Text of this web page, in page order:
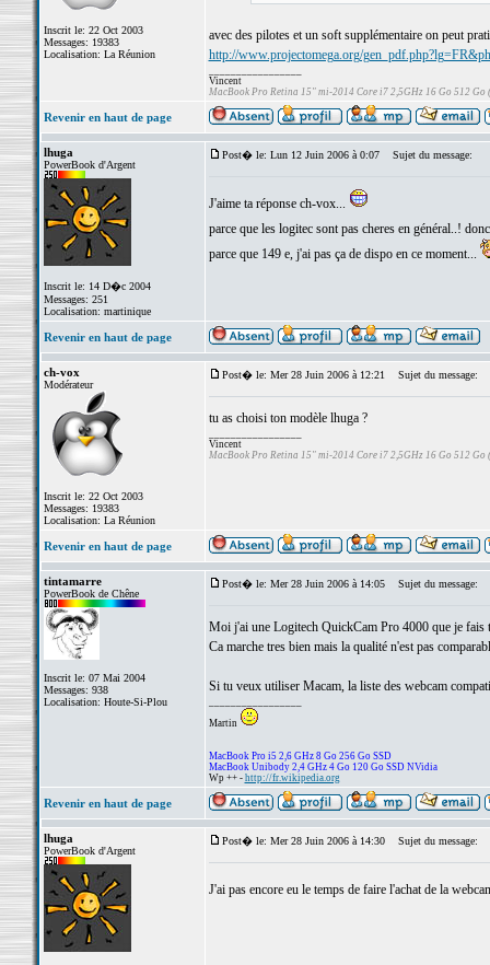
Inscrit le: 22 Oct 2003
Messages: 19383
Localisation: La Réunion
avec des pilotes et un soft supplémentaire on peut
http://www.projectomega.org/
Vincent
MacBook Pro Retina 15" mi-2014 Core i7 2,5GHz 16 Go 512 Go
Revenir en haut de page
lhuga
PowerBook d'Argent
Inscrit le: 14 D�c 2004
Messages: 251
Localisation: martinique
Post� le: Lun 12 Juin 2006 à 0:07 Sujet du message:
J'aime ta réponse ch-vox...
parce que les logitec sont pas cheres en général..!
parce que 149 e, j'ai pas ça de dispo en ce moment...
Revenir en haut de page
ch-vox
Modérateur
Inscrit le: 22 Oct 2003
Messages: 19383
Localisation: La Réunion
Post� le: Mer 28 Juin 2006 à 12:21 Sujet du message:
tu as choisi ton modèle lhuga ?
Vincent
MacBook Pro Retina 15" mi-2014 Core i7 2,5GHz 16 Go 512 Go
Revenir en haut de page
tintamarre
PowerBook de Chêne
Inscrit le: 07 Mai 2004
Messages: 938
Localisation: Houte-Si-Plou
Post� le: Mer 28 Juin 2006 à 14:05 Sujet du message:
Moi j'ai une Logitech QuickCam Pro 4000 que je fais
Ca marche tres bien mais la qualité n'est pas
Si tu veux utiliser Macam, la liste des webcam
Martin
MacBook Pro i5 2,6 GHz 8 Go 256 Go SSD
MacBook Unibody 2,4 GHz 4 Go 120 Go SSD NVidia
Wp ++ - http://fr.wikipedia.org
Revenir en haut de page
lhuga
PowerBook d'Argent
Post� le: Mer 28 Juin 2006 à 14:30 Sujet du message:
J'ai pas encore eu le temps de faire l'achat de la